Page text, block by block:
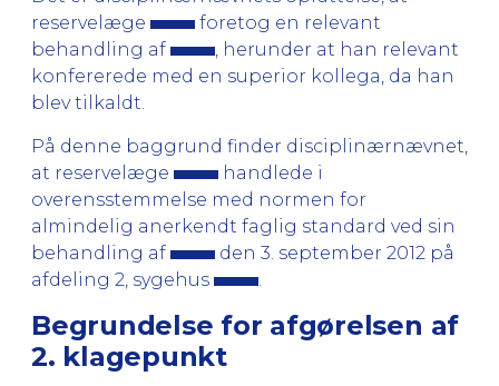
reservelæge
foretog en relevant
behandling af
, herunder at han relevant
konfererede med en superior kollega, da han
blev tilkaldt.
På denne baggrund finder disciplinærnævnet,
at reservelæge
handlede i
overensstemmelse med normen for
almindelig anerkendt faglig standard ved sin
behandling af
den 3. september 2012 på
afdeling 2, sygehus
Begrundelse for afgørelsen af
2. klagepunkt